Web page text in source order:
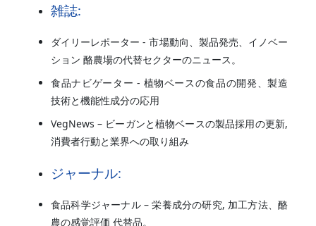
雑誌:
ダイリーレポーター - 市場動向、製品発売、イノベー
ション 酪農場の代替セクターのニュース。
食品ナビゲーター - 植物ベースの食品の開発、製造
技術と機能性成分の応用
VegNews – ビーガンと植物ベースの製品採用の更新,
消費者行動と業界への取り組み
ジャーナル:
食品科学ジャーナル – 栄養成分の研究, 加工方法、酪
農の感覚評価 代替品。